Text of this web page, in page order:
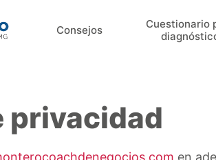
Consejos
Cuestionario
privacidad
en